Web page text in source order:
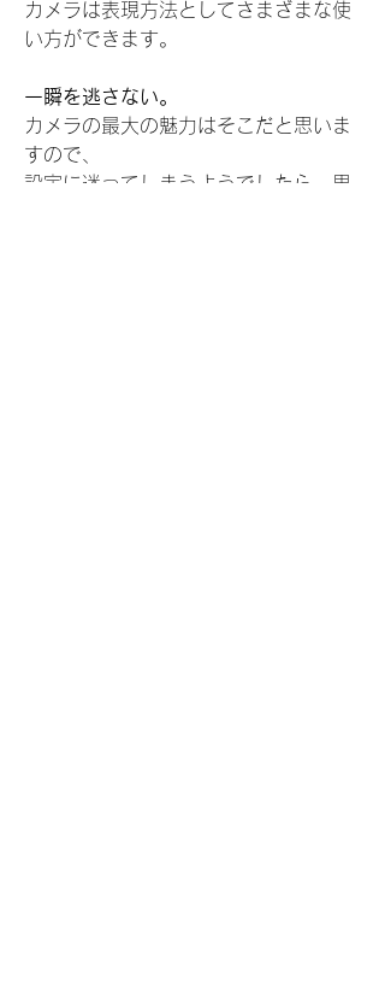
カメラは表現方法としてさまざまな使
い方ができます。
一瞬を逃さない。
カメラの最大の魅力はそこだと思いま
すので、
設定に迷ってしまうようでしたら、思